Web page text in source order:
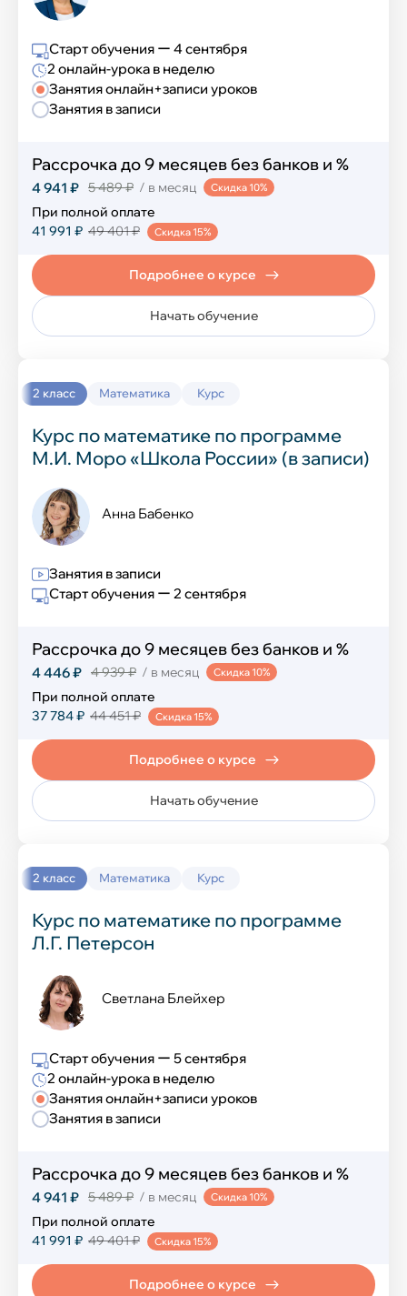
Занятия онлайн+записи уроков
Занятия в записи
Старт обучения ー 4 сентября
2 онлайн-урока в неделю
Рассрочка до 9 месяцев без банков и %
4 941 ₽ 5 489 ₽ / в месяц Скидка 10%
При полной оплате
41 991 ₽ 49 401 ₽ Скидка 15%
Начать обучение
Подробнее о курсе
2 класс Математика Курс
Курс по математике по программе
М.И. Моро «Школа России» (в записи)
Анна Бабенко
Занятия в записи
Старт обучения ー 2 сентября
Рассрочка до 9 месяцев без банков и %
4 446 ₽ 4 939 ₽ / в месяц Скидка 10%
При полной оплате
37 784 ₽ 44 451 ₽ Скидка 15%
Начать обучение
Подробнее о курсе
2 класс Математика Курс
Курс по математике по программе
Л.Г. Петерсон
Светлана Блейхер
Занятия онлайн+записи уроков
Занятия в записи
Старт обучения ー 5 сентября
2 онлайн-урока в неделю
Рассрочка до 9 месяцев без банков и %
4 941 ₽ 5 489 ₽ / в месяц Скидка 10%
При полной оплате
41 991 ₽ 49 401 ₽ Скидка 15%
Подробнее о курсе